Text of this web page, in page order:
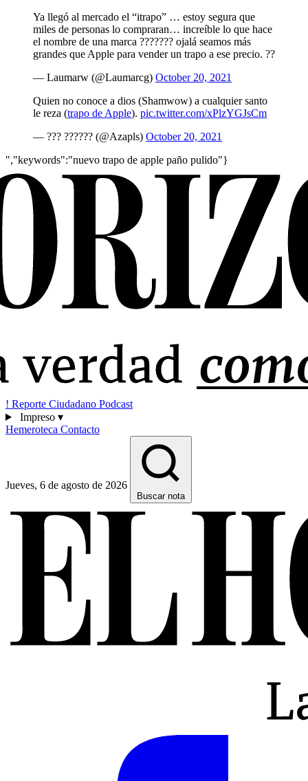
Ya llegó al mercado el “itrapo” … estoy segura que
miles de personas lo compraran… increíble lo que hace
el nombre de una marca ??????? ojalá seamos más
grandes que Apple para vender un trapo a ese precio. ??
— Laumarw (@Laumarcg) October 20, 2021
Quien no conoce a dios (Shamwow) a cualquier santo
le reza (trapo de Apple). pic.twitter.com/xPlzYGJsCm
— ??? ?????? (@Azapls) October 20, 2021
","keywords":"nuevo trapo de apple paño pulido"}
! Reporte Ciudadano Podcast
Impreso ▾
Hemeroteca Contacto
Jueves, 6 de agosto de 2026
Buscar nota